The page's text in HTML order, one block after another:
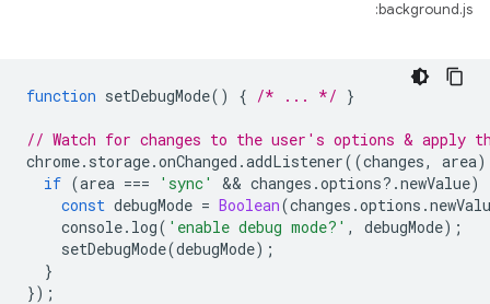
background.js:
function setDebugMode() { /* ... */ }
// Watch for changes to the user's options & apply
chrome. storage.onChanged .addListener((changes, area)
if (area === 'sync' && changes .options? .newValue)
const debugMode = Boolean(changes .options .
console. log( 'enable debug mode?' , debugMode);
setDebugMode(debugMode);
}
});